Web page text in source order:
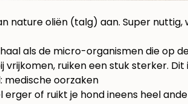
nature oliën (talg) aan. Super
als de micro-organismen die op
vrijkomen, ruiken een stuk sterker.
medische oorzaken
of ruikt je hond ineens heel